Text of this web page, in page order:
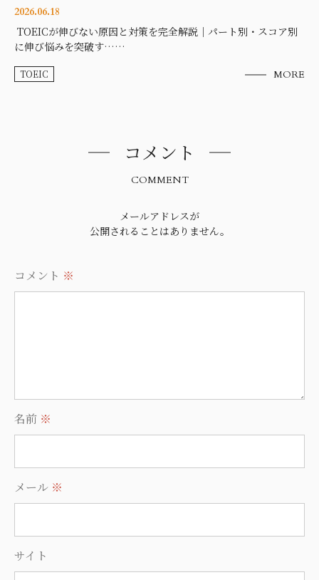
2026.06.18
TOEICが伸びない原因と対策を完全解説｜パート別・スコア別
に伸び悩みを突破す……
TOEIC MORE
コメント
COMMENT
メールアドレスが
公開されることはありません。
コメント ※
名前 ※
メール ※
サイト